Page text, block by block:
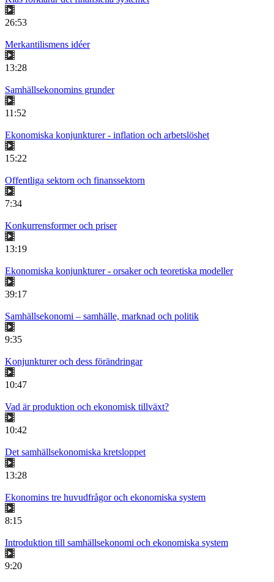
26:53
Merkantilismens idéer
13:28
Samhällsekonomins grunder
11:52
Ekonomiska konjunkturer - inflation och arbetslöshet
15:22
Offentliga sektorn och finanssektorn
7:34
Konkurrensformer och priser
13:19
Ekonomiska konjunkturer - orsaker och teoretiska modeller
39:17
Samhällsekonomi – samhälle, marknad och politik
9:35
Konjunkturer och dess förändringar
10:47
Vad är produktion och ekonomisk tillväxt?
10:42
Det samhällsekonomiska kretsloppet
13:28
Ekonomins tre huvudfrågor och ekonomiska system
8:15
Introduktion till samhällsekonomi och ekonomiska system
9:20